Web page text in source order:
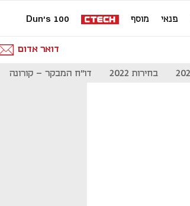
פנאי מוסף Dun's 100
דואר אדום
בחירות 2022 דו"ח המבקר - קורונה